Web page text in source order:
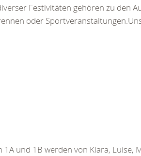
Festivitäten gehören zu den
oder
und 1B werden von Klara, Luise,